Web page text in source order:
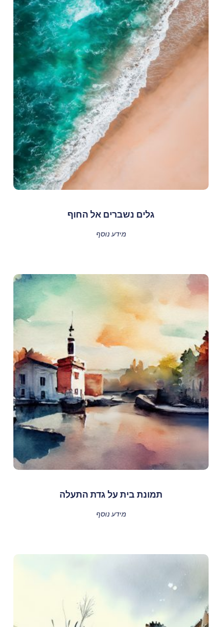
גלים נשברים אל החוף
מידע נוסף
תמונת בית על גדת התעלה
מידע נוסף